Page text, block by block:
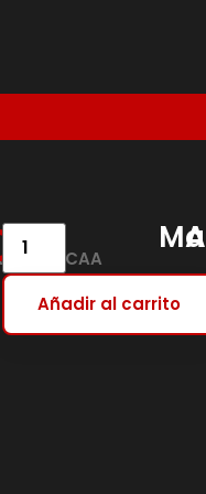
Añadir al carrito